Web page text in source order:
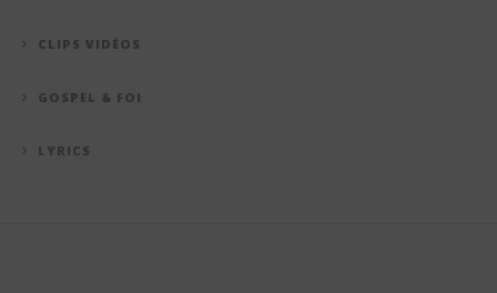
CLIPS VIDÉOS
GOSPEL & FOI
LYRICS